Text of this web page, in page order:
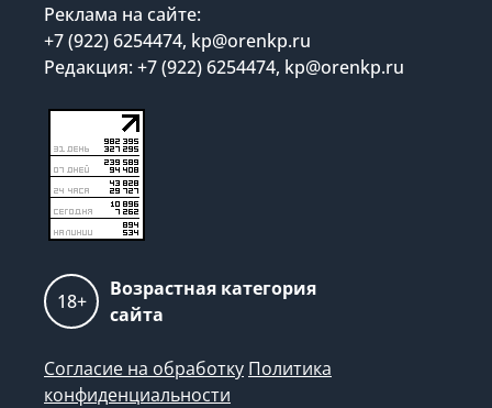
Реклама на сайте:
+7 (922) 6254474, kp@orenkp.ru
Редакция: +7 (922) 6254474, kp@orenkp.ru
18+
Возрастная категория
сайта
Согласие на обработку Политика
конфиденциальности